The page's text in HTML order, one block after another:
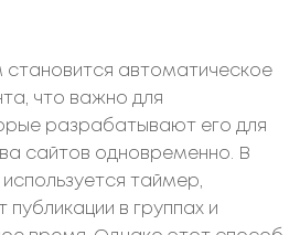
автоматическое
что важно для
разрабатывают его для
сайтов одновременно. В
таймер,
в группах и